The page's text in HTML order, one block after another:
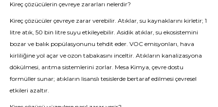
Kireç çözücülerin çevreye zararları nelerdir?
Kireç çözücüler çevreye zarar verebilir. Atıklar, su kaynaklarını kirletir; 1
litre atık, 50 bin litre suyu etkileyebilir. Asidik atıklar, su ekosistemini
bozar ve balık popülasyonunu tehdit eder. VOC emisyonları, hava
kirliliğine yol açar ve ozon tabakasını inceltir. Atıkların kanalizasyona
dökülmesi, arıtma sistemlerini zorlar. Mesa Kimya, çevre dostu
formüller sunar; atıkların lisanslı tesislerde bertaraf edilmesi çevresel
etkileri azaltır.